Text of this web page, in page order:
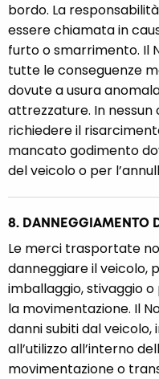
bordo. La
essere chiamata in
furto o smarrimento. Il
tutte le conseguenze
dovute a usura
attrezzature. In
richiedere il
mancato godimento
del veicolo o per
8. DANNEGGIAMENTO
Le merci trasportate
danneggiare il veicolo,
imballaggio, stivaggio
la movimentazione. Il
danni subiti dal
all’utilizzo all’interno
movimentazione o